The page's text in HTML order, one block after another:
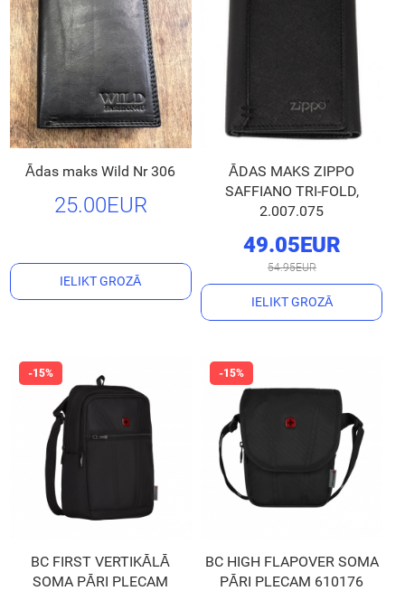
Ādas maks Wild Nr 306
25.00EUR
IELIKT GROZĀ
ĀDAS MAKS ZIPPO
SAFFIANO TRI-FOLD,
2.007.075
49.05EUR
54.95EUR
IELIKT GROZĀ
BC FIRST VERTIKĀLĀ
SOMA PĀRI PLECAM
BC HIGH FLAPOVER SOMA
PĀRI PLECAM 610176